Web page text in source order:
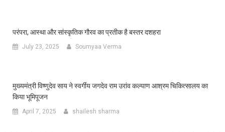
परंपरा, आस्था और सांस्कृतिक गौरव का प्रतीक है बस्तर दशहरा
July 23, 2025 Soumyaa Verma
मुख्यमंत्री विष्णुदेव साय ने स्वर्गीय जगदेव राम उरांव कल्याण आश्रम चिकित्सालय का
किया भूमिपूजन
April 7, 2025 shailesh sharma